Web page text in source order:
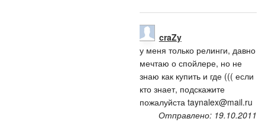
craZy
у меня только релинги, давно
мечтаю о спойлере, но не
знаю как купить и где ((( если
кто знает, подскажите
пожалуйста taynalex@mail.ru
Отправлено: 19.10.2011